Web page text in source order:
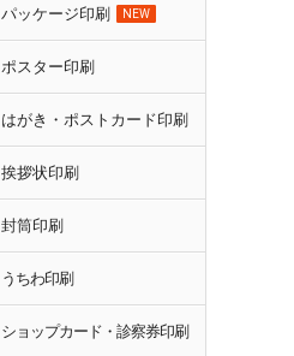
パッケージ印刷 NEW
ポスター印刷
はがき・ポストカード印刷
挨拶状印刷
封筒印刷
うちわ印刷
ショップカード・診察券印刷